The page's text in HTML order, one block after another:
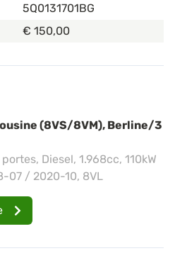
5Q0131701BG
€ 150,00
(8VS/8VM), Berline/3
Diesel, 1.968cc, 110kW
07 / 2020-10, 8VL